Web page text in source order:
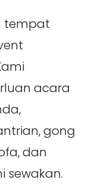
tempat
acara
gong
dan
sewakan.